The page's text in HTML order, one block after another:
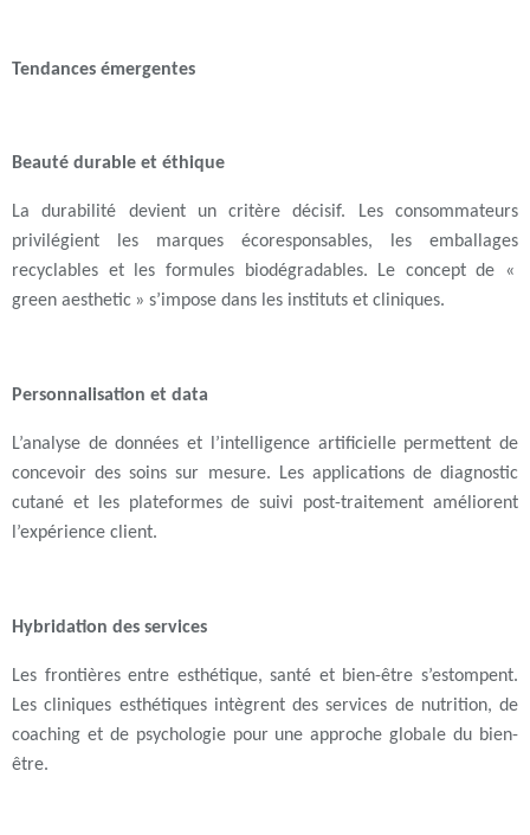
Tendances émergentes
Beauté durable et éthique
La durabilité devient un critère décisif. Les consommateurs
privilégient les marques écoresponsables, les emballages
recyclables et les formules biodégradables. Le concept de «
green aesthetic » s’impose dans les instituts et cliniques.
Personnalisation et data
L’analyse de données et l’intelligence artificielle permettent de
concevoir des soins sur mesure. Les applications de diagnostic
cutané et les plateformes de suivi post-traitement améliorent
l’expérience client.
Hybridation des services
Les frontières entre esthétique, santé et bien-être s’estompent.
Les cliniques esthétiques intègrent des services de nutrition, de
coaching et de psychologie pour une approche globale du bien-
être.